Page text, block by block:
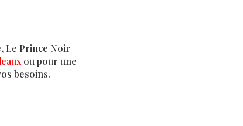
, Le Prince Noir
ou pour une
besoins.